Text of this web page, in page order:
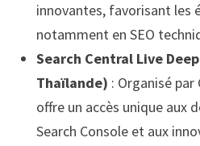
innovantes, favorisant les
notamment en SEO
Search Central Live
Thaïlande) : Organisé
offre un accès unique aux
Search Console et aux